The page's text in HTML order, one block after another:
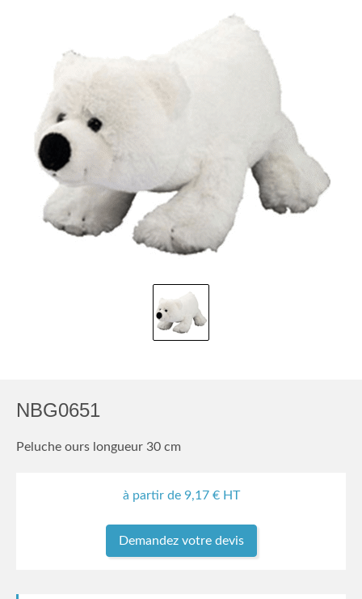
NBG0651
Peluche ours longueur 30 cm
à partir de 9,17€ HT
Demandez votre devis